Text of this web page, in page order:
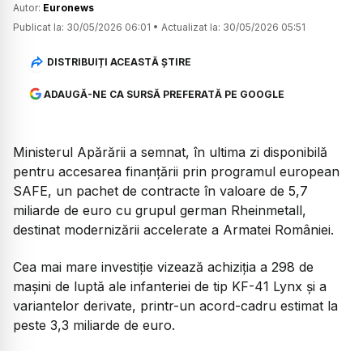
Autor: Euronews
Publicat la: 30/05/2026 06:01 • Actualizat la: 30/05/2026 05:51
DISTRIBUIȚI ACEASTĂ ȘTIRE
ADAUGĂ-NE CA SURSĂ PREFERATĂ PE GOOGLE
Ministerul Apărării a semnat, în ultima zi disponibilă
pentru accesarea finanțării prin programul european
SAFE, un pachet de contracte în valoare de 5,7
miliarde de euro cu grupul german Rheinmetall,
destinat modernizării accelerate a Armatei României.
Cea mai mare investiție vizează achiziția a 298 de
mașini de luptă ale infanteriei de tip KF-41 Lynx și a
variantelor derivate, printr-un acord-cadru estimat la
peste 3,3 miliarde de euro.